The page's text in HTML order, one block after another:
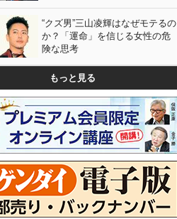
“クズ男”三山凌輝はなぜモテるの
か？「運命」を信じる女性の危
険な思考
もっと見る